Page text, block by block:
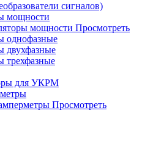
сигналов)
мощности
мощности Просмотреть
однофазные
двухфазные
трехфазные
для УКРМ
Просмотреть